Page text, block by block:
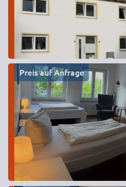
Preis auf Anfrage